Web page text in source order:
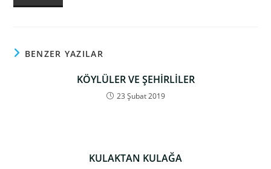
BENZER YAZILAR
KÖYLÜLER VE ŞEHİRLİLER
23 Şubat 2019
KULAKTAN KULAĞA